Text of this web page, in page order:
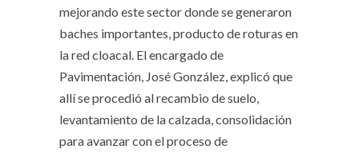
mejorando este sector donde se generaron
baches importantes, producto de roturas en
la red cloacal. El encargado de
Pavimentación, José González, explicó que
allí se procedió al recambio de suelo,
levantamiento de la calzada, consolidación
para avanzar con el proceso de